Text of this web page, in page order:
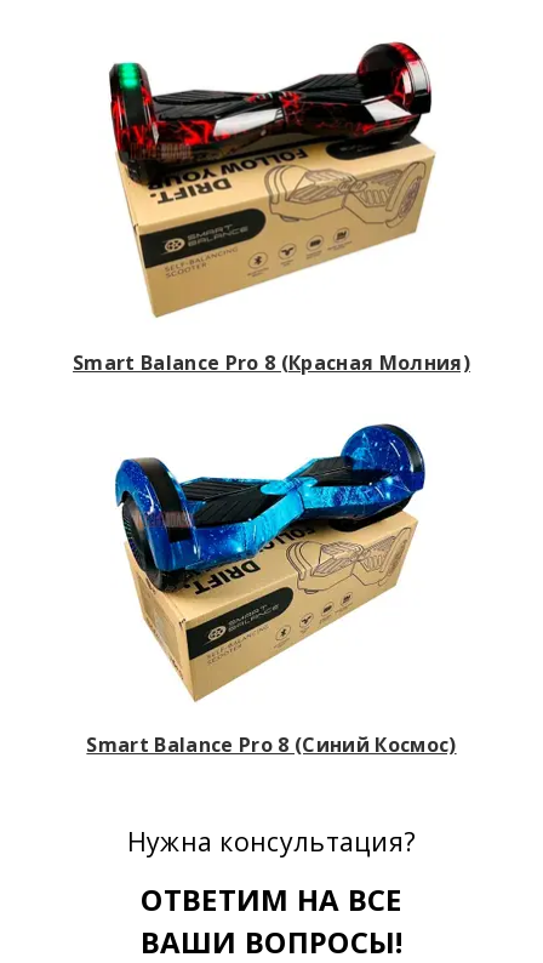
Smart Balance Pro 8 (Красная Молния)
Smart Balance Pro 8 (Синий Космос)
Нужна консультация?
ОТВЕТИМ НА ВСЕ
ВАШИ ВОПРОСЫ!